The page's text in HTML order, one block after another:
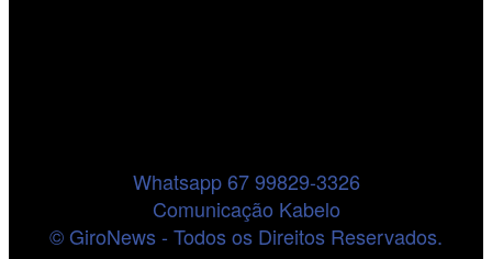
Whatsapp 67 99829-3326
Comunicação Kabelo
© GiroNews - Todos os Direitos Reservados.